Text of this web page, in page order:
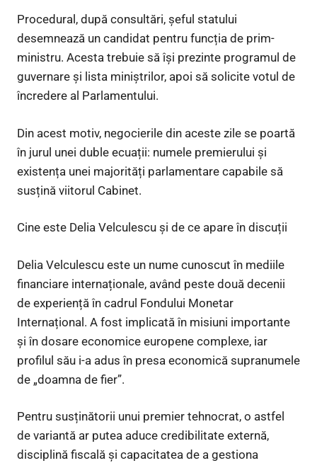
Procedural, după consultări, șeful statului
desemnează un candidat pentru funcția de prim-
ministru. Acesta trebuie să își prezinte programul de
guvernare și lista miniștrilor, apoi să solicite votul de
încredere al Parlamentului.
Din acest motiv, negocierile din aceste zile se poartă
în jurul unei duble ecuații: numele premierului și
existența unei majorități parlamentare capabile să
susțină viitorul Cabinet.
Cine este Delia Velculescu și de ce apare în discuții
Delia Velculescu este un nume cunoscut în mediile
financiare internaționale, având peste două decenii
de experiență în cadrul Fondului Monetar
Internațional. A fost implicată în misiuni importante
și în dosare economice europene complexe, iar
profilul său i-a adus în presa economică supranumele
de „doamna de fier”.
Pentru susținătorii unui premier tehnocrat, o astfel
de variantă ar putea aduce credibilitate externă,
disciplină fiscală și capacitatea de a gestiona